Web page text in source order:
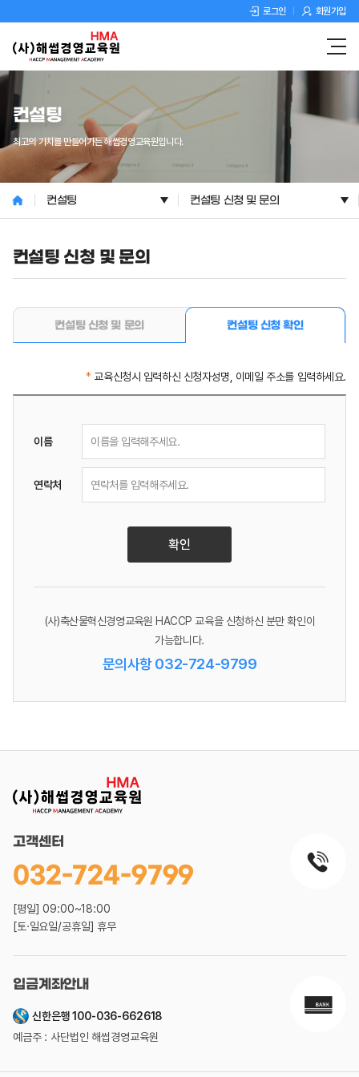
로그인 회원가입
컨설팅
최고의 가치를 만들어가는 해썹경영교육원입니다.
컨설팅 컨설팅 신청 및 문의
컨설팅 신청 및 문의
컨설팅 신청 및 문의 컨설팅 신청 확인
* 교육신청시 입력하신 신청자성명, 이메일 주소를 입력하세요.
이름
연락처
확인
(사)축산물혁신경영교육원 HACCP 교육을 신청하신 분만 확인이
가능합니다.
문의사항 032-724-9799
고객센터
032-724-9799
[평일] 09:00~18:00
[토·일요일/공휴일] 휴무
입금계좌안내
신한은행 100-036-662618
예금주 : 사단법인 해썹경영교육원